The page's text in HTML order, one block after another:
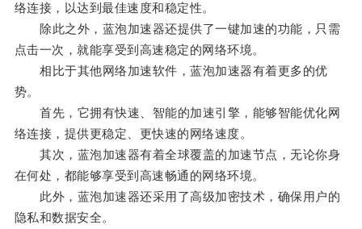
络连接，以达到最佳速度和稳定性。
除此之外，蓝泡加速器还提供了一键加速的功能，只需
点击一次，就能享受到高速稳定的网络环境。
相比于其他网络加速软件，蓝泡加速器有着更多的优
势。
首先，它拥有快速、智能的加速引擎，能够智能优化网
络连接，提供更稳定、更快速的网络速度。
其次，蓝泡加速器有着全球覆盖的加速节点，无论你身
在何处，都能够享受到高速畅通的网络环境。
此外，蓝泡加速器还采用了高级加密技术，确保用户的
隐私和数据安全。